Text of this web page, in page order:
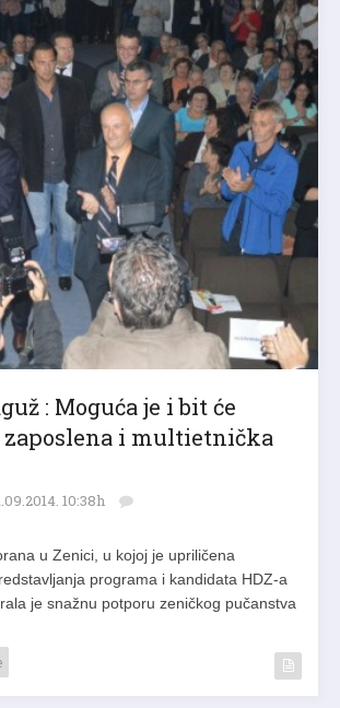
: Moguća je i bit će
zaposlena i multietnička
10:38h
u Zenici, u kojoj je upriličena
programa i kandidata HDZ-a
je snažnu potporu zeničkog pučanstva